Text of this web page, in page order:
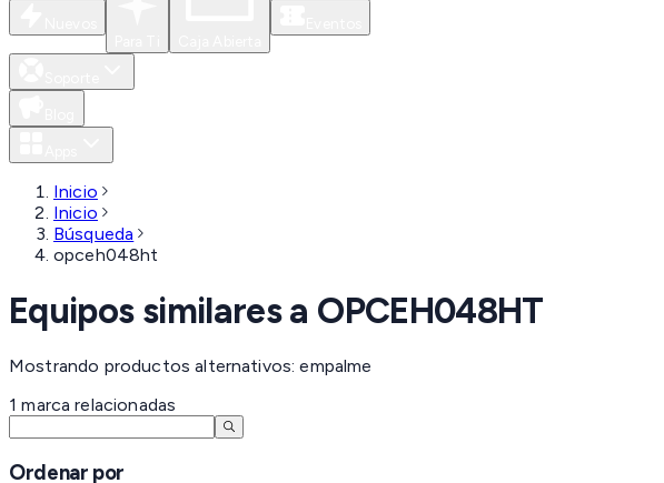
Inicio
Inicio
Búsqueda
opceh048ht
Equipos similares a OPCEH048HT
Mostrando productos alternativos: empalme
1 marca relacionadas
Ordenar por